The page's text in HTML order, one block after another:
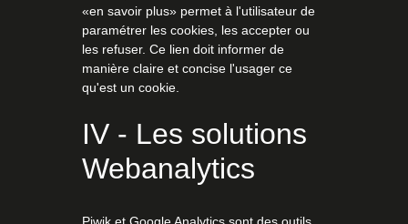
«en savoir plus» permet à l'utilisateur de
paramétrer les cookies, les accepter ou
les refuser. Ce lien doit informer de
manière claire et concise l'usager ce
qu'est un cookie.
IV - Les solutions
Webanalytics